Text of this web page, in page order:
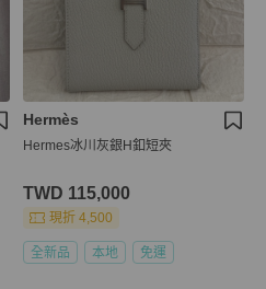
Hermès
Hermes冰川灰銀H釦短夾
TWD 115,000
現折 4,500
全新品 本地 免運